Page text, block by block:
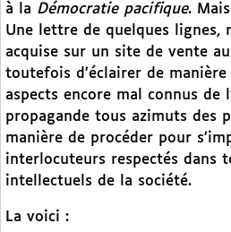
à la Démocratie pacifique.
Une lettre de quelques lignes,
acquise sur un site de vente
toutefois d’éclairer de manière
aspects encore mal connus de
propagande tous azimuts des
manière de procéder pour
interlocuteurs respectés dans
intellectuels de la société.
La voici :